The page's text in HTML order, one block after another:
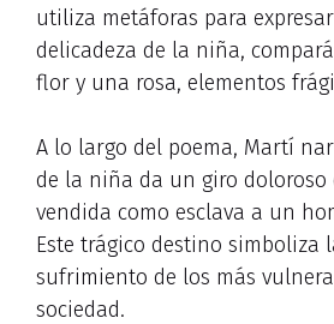
utiliza metáforas para
delicadeza de la niña,
flor y una rosa, elementos
A lo largo del poema, Martí
de la niña da un giro doloroso
vendida como esclava a un
Este trágico destino simboliza
sufrimiento de los más
sociedad.